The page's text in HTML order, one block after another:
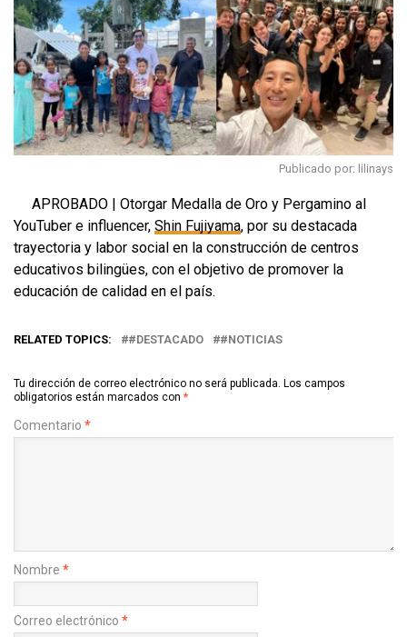
Publicado por: lilinays
APROBADO | Otorgar Medalla de Oro y Pergamino al
YouTuber e influencer, Shin Fujiyama, por su destacada
trayectoria y labor social en la construcción de centros
educativos bilingües, con el objetivo de promover la
educación de calidad en el país.
RELATED TOPICS: #DESTACADO #NOTICIAS
Tu dirección de correo electrónico no será publicada. Los campos
obligatorios están marcados con *
Comentario *
Nombre *
Correo electrónico *